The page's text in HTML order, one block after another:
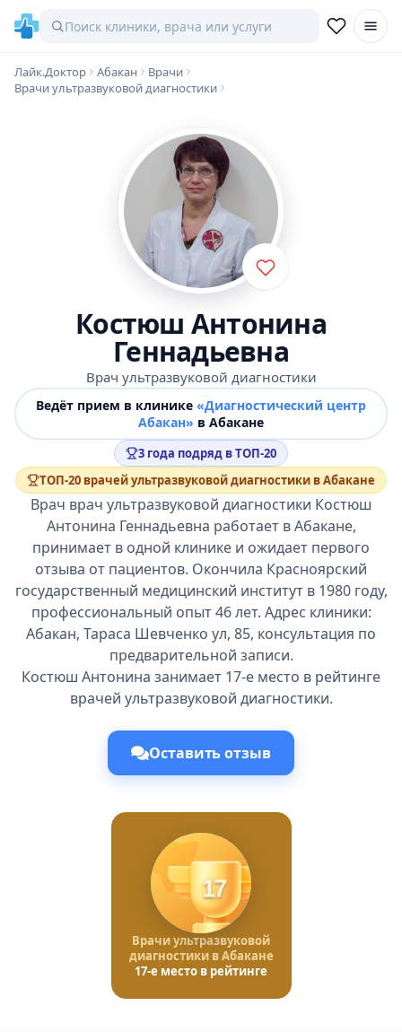
Лайк.Доктор Абакан
Врачи
Врачи ультразвуковой диагностики
Костюш Антонина
Геннадьевна
Врач ультразвуковой диагностики
Ведёт прием в клинике «Диагностический центр
Абакан» в Абакане
3 года подряд в ТОП-20
ТОП-20 врачей ультразвуковой диагностики в Абакане
Врач врач ультразвуковой диагностики Костюш
Антонина Геннадьевна работает в Абакане,
принимает в одной клинике и ожидает первого
отзыва от пациентов. Окончила Красноярский
государственный медицинский институт в 1980 году,
профессиональный опыт 46 лет. Адрес клиники:
Абакан, Тараса Шевченко ул, 85, консультация по
предварительной записи.
Костюш Антонина занимает 17-е место в рейтинге
врачей ультразвуковой диагностики.
Оставить отзыв
17
Врачи ультразвуковой
диагностики в Абакане
17-е место в рейтинге